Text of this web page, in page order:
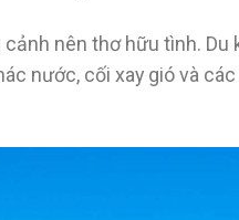
nên thơ hữu tình. Du
nước, cối xay gió và